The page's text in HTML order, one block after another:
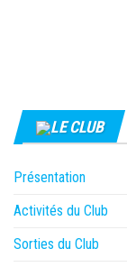
LE CLUB
Présentation
Activités du Club
Sorties du Club